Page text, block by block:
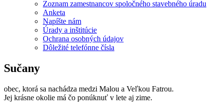
Zoznam zamestnancov spoločného stavebného úradu
Anketa
Napíšte nám
Úrady a inštitúcie
Ochrana osobných údajov
Dôležité telefónne čísla
Sučany
obec, ktorá sa nachádza medzi Malou a Veľkou Fatrou.
Jej krásne okolie má čo ponúknuť v lete aj zime.